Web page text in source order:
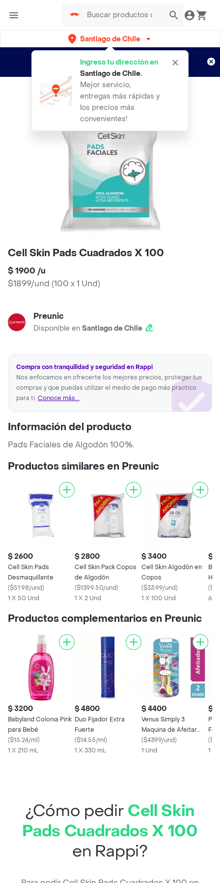
Santiago de Chile
Ingresa tu dirección en
Santiago de Chile.
Mejor servicio,
entregas más rápidas y
los precios más
convenientes!
envíos gratis por semanas
Aplican TyC
Cell Skin Pads Cuadrados X 100
$ 1900 /u
$1899/und (100 x 1 Und)
Preunic
Disponible en Santiago de Chile
Compra con tranquilidad y seguridad en Rappi
Nos enfocamos en ofrecerte los mejores precios, proteger tus
compras y que puedas utilizar el medio de pago más practico
para ti. Conoce más...
Información del producto
Pads Faciales de Algodón 100%.
Productos similares en Preunic
$ 2600
Cell Skin Pads
Desmaquillante
($51.98/und)
1 X 50 Und
$ 2800
Cell Skin Pack Copos
de Algodón
($1399.50/und)
1 X 2 Und
$ 3400
Cell Skin Algodón en
Copos
($33.99/und)
1 X 100 Und
$
(
64
Productos complementarios en Preunic
$ 3200
Babyland Colonia Pink
para Bebé
($15.24/ml)
1 X 210 mL
$ 4800
Duo Fijador Extra
Fuerte
($14.55/ml)
1 X 330 mL
$ 4400
Venus Simply 3
Maquina de Afeitar
Desechable 3 Hojas
Mujer 2
($4399/und)
1 Und
$
(
1 x
¿Cómo pedir Cell Skin
Pads Cuadrados X 100
en Rappi?